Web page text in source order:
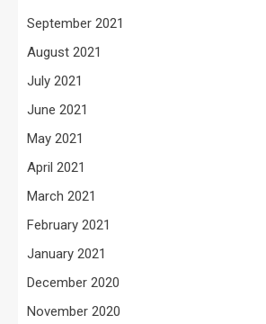
September 2021
August 2021
July 2021
June 2021
May 2021
April 2021
March 2021
February 2021
January 2021
December 2020
November 2020